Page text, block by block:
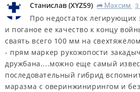
Станислав (XYZ59) R Максим
Про недостаток легирующих
и поганое ее качество к концу
сваять всего 100 мм на
- прям маркер рукожопости
дружбана....можно еще самый
последовательный гибрид
маразма с оверинжинирингом и